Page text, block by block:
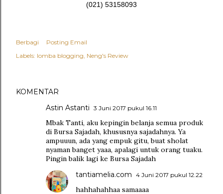
(021) 53158093
Berbagi
Posting Email
Labels: lomba blogging Neng's Review
KOMENTAR
Astin Astanti 3 Juni 2017 pukul 16.11
Mbak Tanti, aku kepingin belanja semua produk
di Bursa Sajadah, khususnya sajadahnya. Ya
ampuuun, ada yang empuk gitu, buat sholat
nyaman banget yaaa, apalagi untuk orang tuaku.
Pingin balik lagi ke Bursa Sajadah
tantiamelia.com 4 Juni 2017 pukul 12.22
hahhahahhaa samaaaa